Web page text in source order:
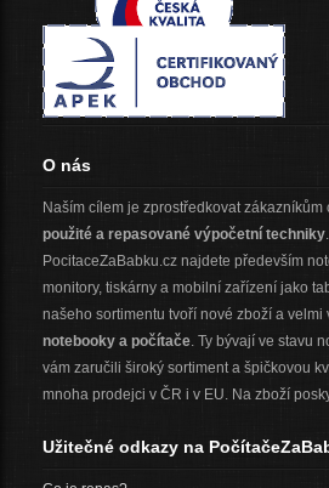
O nás
Naším cílem je zprostředkovat zákazníkům
použité a repasované výpočetní techniky
PocitaceZaBabku.cz najdete především
monitory, tiskárny a mobilní zařízení jako
našeho sortimentu tvoří nové zboží a velmi
notebooky a počítače. Ty bývají ve stavu
vám zaručili široký sortiment a špičkovou
mnoha prodejci v ČR i v EU. Na zboží
Užitečné odkazy na